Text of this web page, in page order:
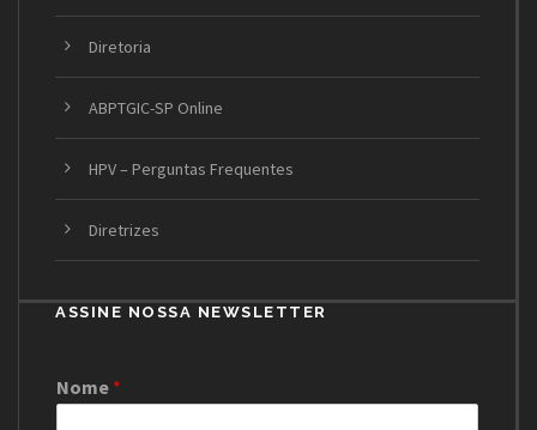
Diretoria
ABPTGIC-SP Online
HPV – Perguntas Frequentes
Diretrizes
ASSINE NOSSA NEWSLETTER
Nome *